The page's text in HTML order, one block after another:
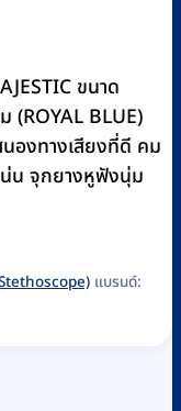
ขนาด
(ROYAL BLUE)
องทางเสียงที่ดี คม
น จุกยางหูฟังนุ่ม
แบรนด์: